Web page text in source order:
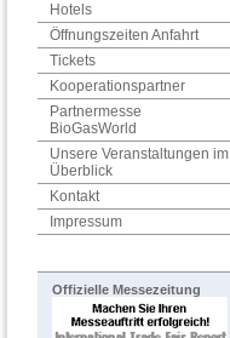
Hotels
Öffnungszeiten Anfahrt
Tickets
Kooperationspartner
Partnermesse
BioGasWorld
Unsere Veranstaltungen im
Überblick
Kontakt
Impressum
Offizielle Messezeitung